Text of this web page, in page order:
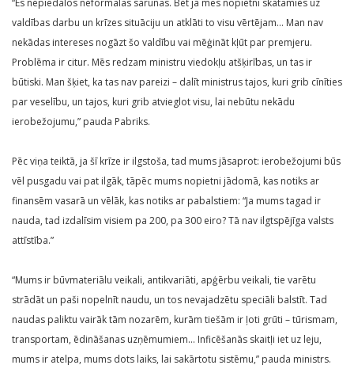
“Es nepiedalos neformālās sarunās. Bet ja mēs nopietni skatāmies uz
valdības darbu un krīzes situāciju un atklāti to visu vērtējam… Man nav
nekādas intereses nogāzt šo valdību vai mēģināt kļūt par premjeru.
Problēma ir citur. Mēs redzam ministru viedokļu atšķirības, un tas ir
būtiski. Man šķiet, ka tas nav pareizi – dalīt ministrus tajos, kuri grib cīnīties
par veselību, un tajos, kuri grib atvieglot visu, lai nebūtu nekādu
ierobežojumu,” pauda Pabriks.
Pēc viņa teiktā, ja šī krīze ir ilgstoša, tad mums jāsaprot: ierobežojumi būs
vēl pusgadu vai pat ilgāk, tāpēc mums nopietni jādomā, kas notiks ar
finansēm vasarā un vēlāk, kas notiks ar pabalstiem: “Ja mums tagad ir
nauda, tad izdalīsim visiem pa 200, pa 300 eiro? Tā nav ilgtspējīga valsts
attīstība.”
“Mums ir būvmateriālu veikali, antikvariāti, apģērbu veikali, tie varētu
strādāt un paši nopelnīt naudu, un tos nevajadzētu speciāli balstīt. Tad
naudas paliktu vairāk tām nozarēm, kurām tiešām ir ļoti grūti – tūrismam,
transportam, ēdināšanas uzņēmumiem… Inficēšanās skaitļi iet uz leju,
mums ir atelpa, mums dots laiks, lai sakārtotu sistēmu,” pauda ministrs.